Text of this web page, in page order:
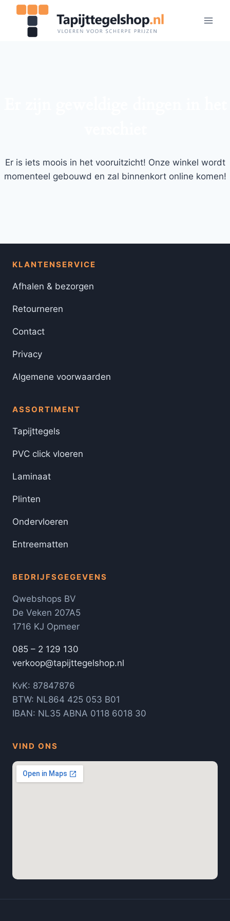
Doorgaan
inhoud
Er is iets moois in het vooruitzicht! Onze winkel wordt
momenteel gebouwd en zal binnenkort online komen!
KLANTENSERVICE
Afhalen & bezorgen
Retourneren
Contact
Privacy
Algemene voorwaarden
ASSORTIMENT
Tapijttegels
PVC click vloeren
Laminaat
Plinten
Ondervloeren
Entreematten
BEDRIJFSGEGEVENS
Qwebshops BV
De Veken 207A5
1716 KJ Opmeer
085 – 2 129 130
verkoop@tapijttegelshop.nl
KvK: 87847876
BTW: NL864 425 053 B01
IBAN: NL35 ABNA 0118 6018 30
VIND ONS